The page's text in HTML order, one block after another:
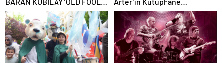
İLE TÜRSAK VAKFI İÇİN
SAHNEDE!
Söyleşileri’ne Konuk Oluyor!